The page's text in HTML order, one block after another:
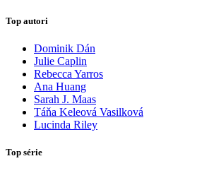
Top autori
Dominik Dán
Julie Caplin
Rebecca Yarros
Ana Huang
Sarah J. Maas
Táňa Keleová Vasilková
Lucinda Riley
Top série